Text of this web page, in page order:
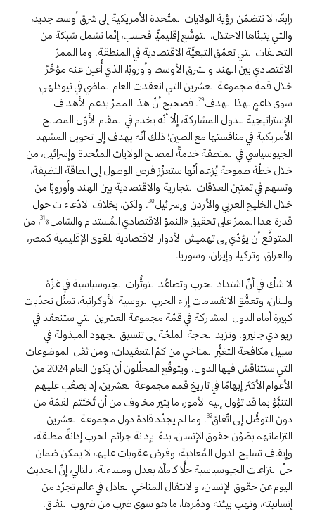
رابعًا، لا تتضمّن رؤية الولايات المتّحدة الأمريكية إلى شرق أوسط جديد،
والتي يتبنّاها الاحتلال، التوسُّع إقليميًّا فحسب، إنّما تشمل شبكة من
التحالفات التي تعمّق التبعيَّة الاقتصادية في المنطقة. وما الممرّ
الاقتصادي بين الهند والشرق الأوسط وأوروبّا، الذي أُعلِن عنه مؤخّرًا
خلال قمة مجموعة العشرين التي انعقدت العام الماضي في نيودلهي،
سوى داعمٍ لهذا الهدف29. فصحيح أنّ هذا الممرّ يدعم الأهداف
الإستراتيجية للدول المشاركة، إلّا أنّه يخدم في المقام الأوّل المصالح
الأمريكية في منافستها مع الصين؛ ذلك أنّه يهدف إلى تحويل المشهد
الجيوسياسي في المنطقة خدمةً لمصالح الولايات المتّحدة وإسرائيل، من
خلال خطّة طموحة يُزعم أنّها ستعزّز فرص الوصول إلى الطاقة النظيفة،
وتسهم في تمتين العلاقات التجارية والاقتصادية بين الهند وأوروبّا من
خلال الخليج العربي والأردن وإسرائيل30. ولكن، بخلاف الادّعاءات حول
قدرة هذا الممرّ على تحقيق «النموّ الاقتصادي المُستدام والشامل»31، من
المتوقَّع أن يؤدّي إلى تهميش الأدوار الاقتصادية للقوى الإقليمية كمصر،
والعراق، وتركيا، وإيران، وسوريا.
لا شكّ في أنّ اشتداد الحرب وتصاعُد التوتُّرات الجيوسياسية في غزّة
ولبنان، وتعمُّق الانقسامات إزاء الحرب الروسية الأوكرانية، تمثّل تحدّيات
كبيرة أمام الدول المشاركة في قمّة مجموعة العشرين التي ستنعقد في
ريو دي جانيرو. وتزيد الحاجة الملحّة إلى تنسيق الجهود المبذولة في
سبيل مكافحة التغيُّر المناخي من كمّ التعقيدات، ومن ثقل الموضوعات
التي ستتناقش فيها الدول. ويتوقّع المحلّلون أن يكون العام 2024 من
الأعوام الأكثر إبهامًا في تاريخ قمم مجموعة العشرين، إذ يصعُب عليهم
التنبُّؤ بما قد تؤول إليه الأمور، ما يثير مخاوف من أن تُختَتَم القمّة من
دون التوصُّل إلى اتّفاق32. وما لم يجدّد قادة دول مجموعة العشرين
التزاماتهم بصَوْن حقوق الإنسان، بدءًا بإدانة جرائم الحرب إدانةً مطلقة،
وإيقاف تسليح الدول المُعادية، وفرض عقوبات عليها، لا يمكن ضمان
حلّ النزاعات الجيوسياسية حلًّا كاملًا، بعدل ومساءلة. بالتالي، إنّ الحديث
اليوم عن حقوق الإنسان، والانتقال المناخي العادل في عالم تجرّد من
إنسانيته، ونهب بيئته ودمّرها، ما هو سوى ضرب من ضروب النفاق.